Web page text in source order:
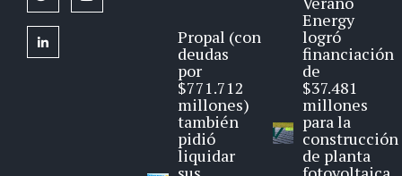
linkedin Propal (con
deudas
por
$771.712
millones)
también
pidió
liquidar
Energy
logró
financiación
de
$37.481
millones
para la
construcción
de planta